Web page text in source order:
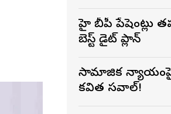
హై బీపీ పేషెంట్లు
బెస్ట్ డైట్ ప్లాన్
సామాజిక న్యాయంపై
కవిత సవాల్!